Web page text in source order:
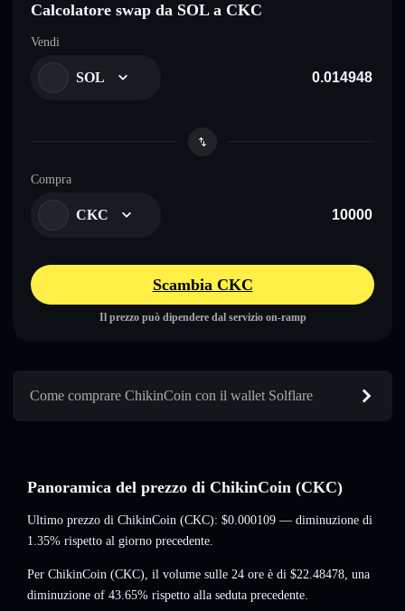
Calcolatore swap da SOL a CKC
Vendi
SOL
Compra
CKC
Scambia CKC
Il prezzo può dipendere dal servizio on-ramp
Come comprare ChikinCoin con il wallet Solflare
Panoramica del prezzo di ChikinCoin (CKC)
Ultimo prezzo di ChikinCoin (CKC): $0.000109 — diminuzione di
1.35% rispetto al giorno precedente.
Per ChikinCoin (CKC), il volume sulle 24 ore è di $22.48478, una
diminuzione of 43.65% rispetto alla seduta precedente.